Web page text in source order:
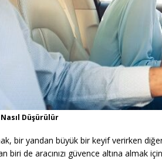
Düşürülür
bir yandan büyük bir keyif verirken
biri de aracınızı güvence altına almak